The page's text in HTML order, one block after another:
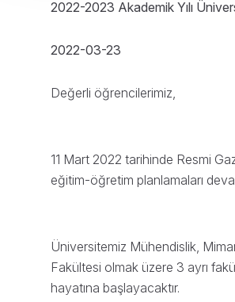
2022-2023 Akademik Yılı
2022-03-23
Değerli öğrencilerimiz,
11 Mart 2022 tarihinde Resmi
eğitim-öğretim planlamaları
Üniversitemiz Mühendislik,
Fakültesi olmak üzere 3 ayrı
hayatına başlayacaktır.